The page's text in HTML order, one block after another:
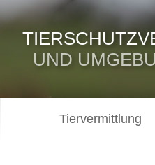
UND
Tiervermittlung